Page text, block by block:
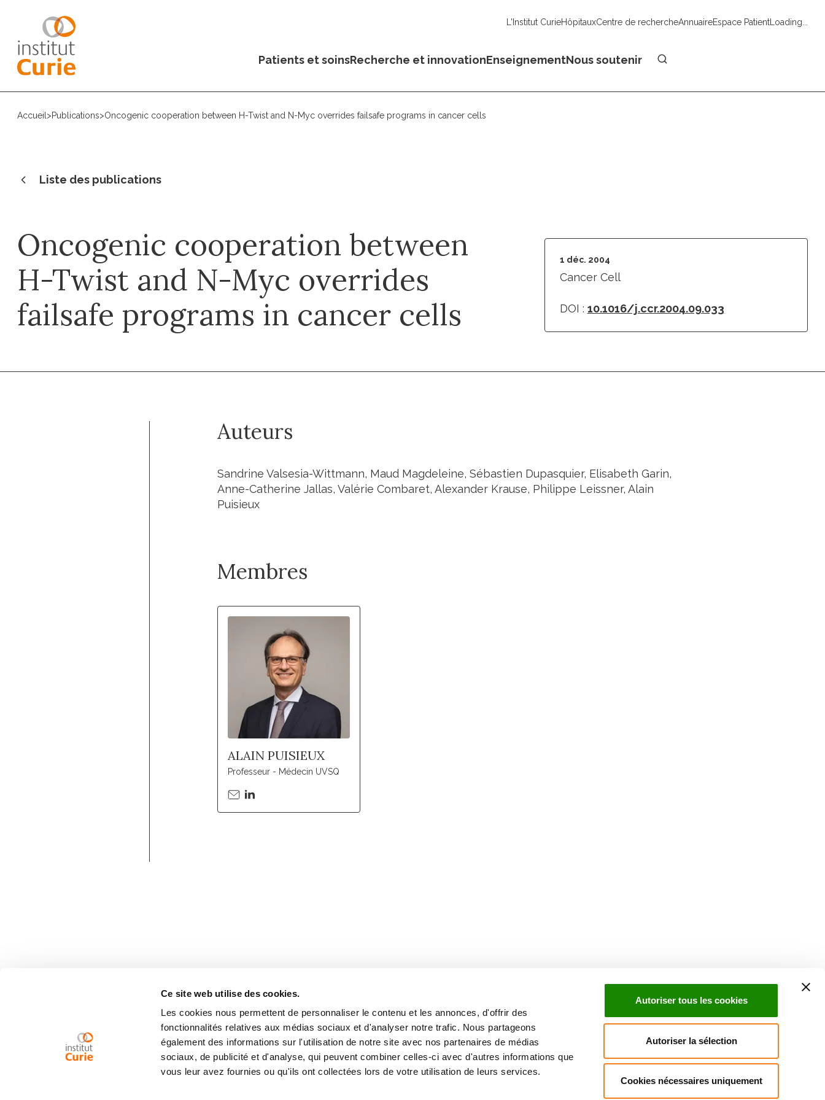
Ce site web utilise des cookies.
Les cookies nous permettent de personnaliser le contenu et les annonces, d'offrir des
fonctionnalités relatives aux médias sociaux et d'analyser notre trafic. Nous partageons
également des informations sur l'utilisation de notre site avec nos partenaires de médias
sociaux, de publicité et d'analyse, qui peuvent combiner celles-ci avec d'autres informations que
vous leur avez fournies ou qu'ils ont collectées lors de votre utilisation de leurs services.
Autoriser tous les cookies
Autoriser la sélection
Cookies nécessaires uniquement
L'Institut CurieHôpitauxCentre de rechercheAnnuaireEspace PatientLoading...
Patients et soinsRecherche et innovationEnseignementNous soutenir
Accueil >Publications>Oncogenic cooperation between H-Twist and N-Myc overrides failsafe programs in cancer cells
Liste des publications
Oncogenic cooperation between
H-Twist and N-Myc overrides
failsafe programs in cancer cells
1 déc. 2004
Cancer Cell
DOI : 10.1016/j.ccr.2004.09.033
Auteurs
Sandrine Valsesia-Wittmann, Maud Magdeleine, Sébastien Dupasquier, Elisabeth Garin,
Anne-Catherine Jallas, Valérie Combaret, Alexander Krause, Philippe Leissner, Alain
Puisieux
Membres
ALAIN PUISIEUX
Professeur - Médecin UVSQ
Inscrivez-vous à la newsletter
ActualitésDroits du patient